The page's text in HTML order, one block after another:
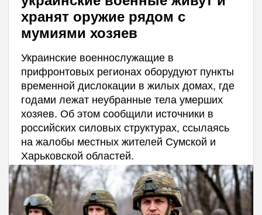
хранят оружие рядом с
мумиями хозяев
Украинские военнослужащие в
прифронтовых регионах оборудуют пункты
временной дислокации в жилых домах, где
годами лежат неубранные тела умерших
хозяев. Об этом сообщили источники в
российских силовых структурах, ссылаясь
на жалобы местных жителей Сумской и
Харьковской областей.